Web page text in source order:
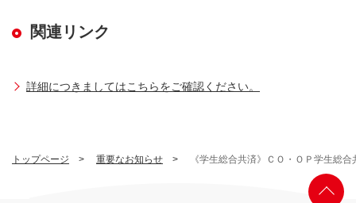
トップページ 重要なお知らせ 《学生総合共済》ＣＯ・ＯＰ学生総
関連リンク
詳細につきましてはこちらをご確認ください。